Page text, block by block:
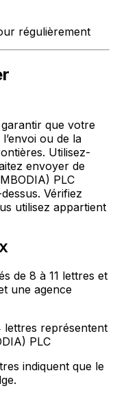
régulièrement
que votre
ou de la
Utilisez-
envoyer de
PLC
Vérifiez
utilisez appartient
de 8 à 11 lettres et
une agence
lettres représentent
PLC
indiquent que le